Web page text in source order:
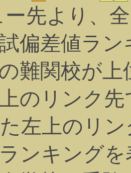
先より、
偏差値ラ
の難関校が
のリンク
左上のリ
ンキング